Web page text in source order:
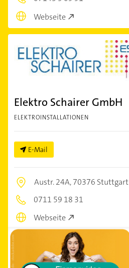
Webseite
Elektro Schairer GmbH
ELEKTROINSTALLATIONEN
E-Mail
Austr. 24A,70376 Stuttgart
0711 59 18 31
Webseite